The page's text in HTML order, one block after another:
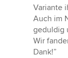
Variante
Auch im
geduldig
Wir
Dank!”